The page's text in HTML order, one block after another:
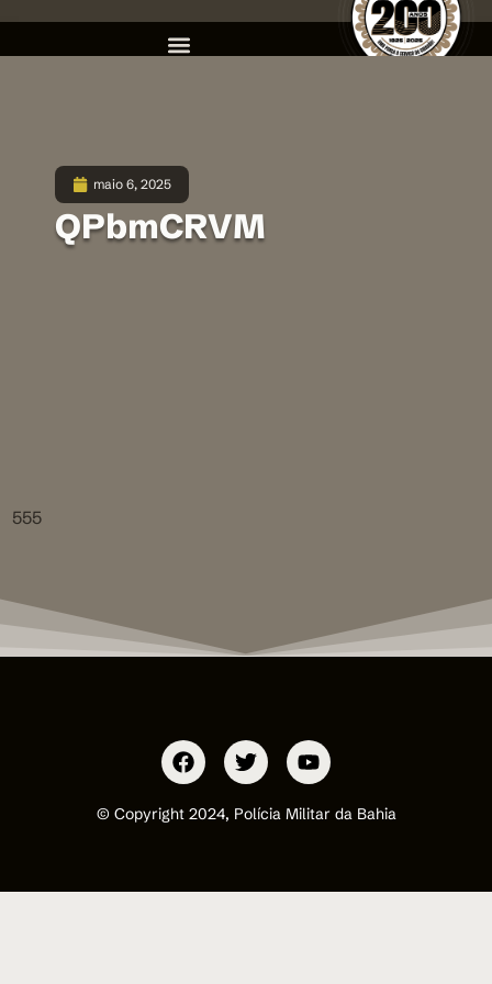
maio 6, 2025
QPbmCRVM
555
© Copyright 2024, Polícia Militar da Bahia